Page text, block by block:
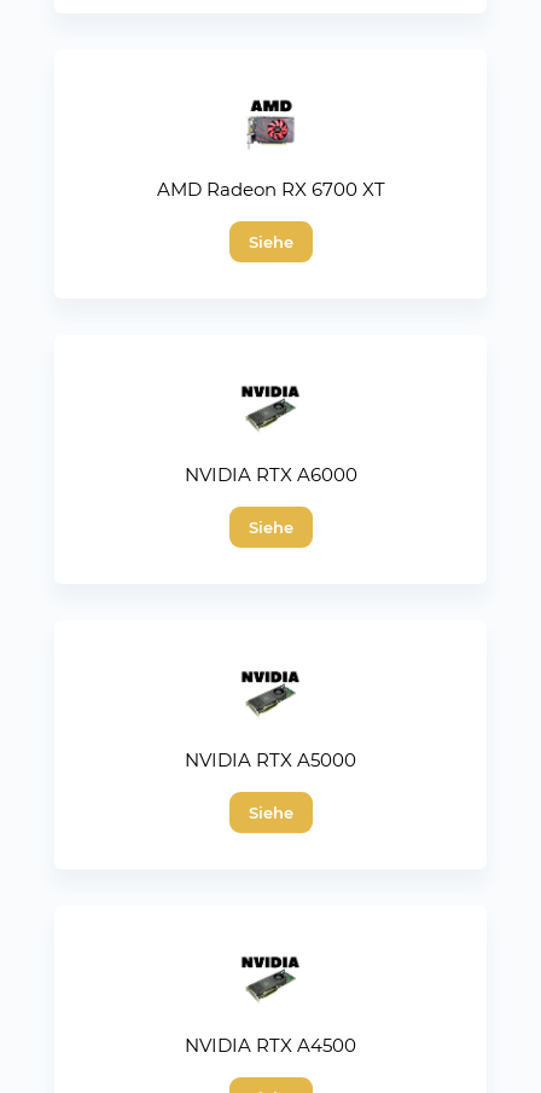
AMD Radeon RX 6700 XT
Siehe
NVIDIA RTX A6000
Siehe
NVIDIA RTX A5000
Siehe
NVIDIA RTX A4500